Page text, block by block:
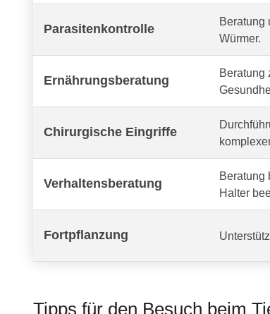
Parasitenkontrolle
Beratung
Würmer.
Ernährungsberatung
Beratung
Chirurgische Eingriffe
Verhaltensberatung
Beratung
Halter
Fortpflanzung
Tipps für den Besuch beim